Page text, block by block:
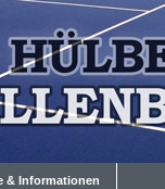
& Informationen